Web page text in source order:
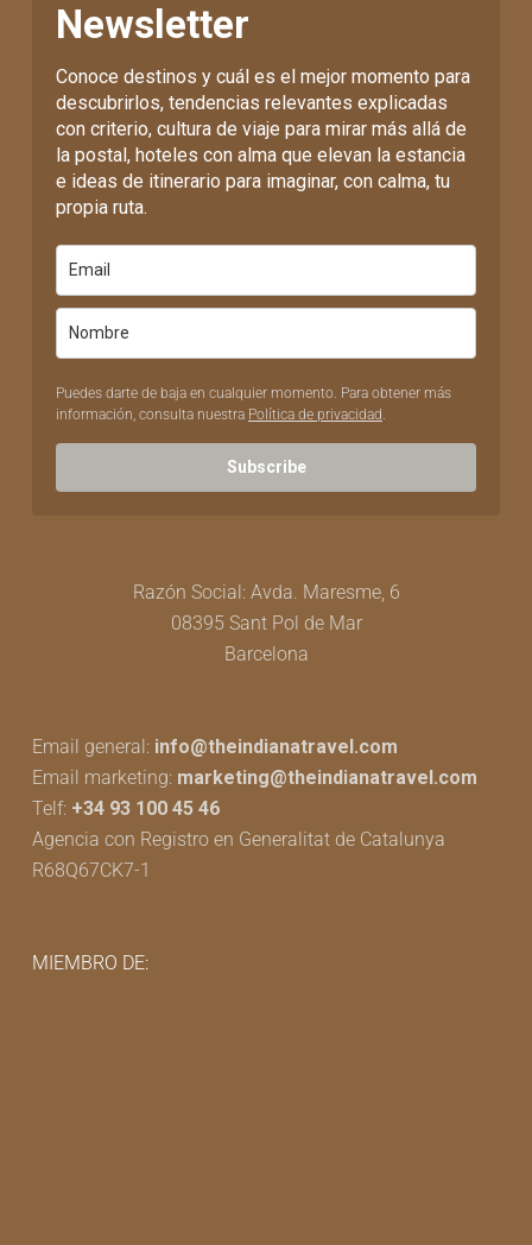
Newsletter
Conoce destinos y cuál es el mejor momento para
descubrirlos, tendencias relevantes explicadas
con criterio, cultura de viaje para mirar más allá de
la postal, hoteles con alma que elevan la estancia
e ideas de itinerario para imaginar, con calma, tu
propia ruta.
Puedes darte de baja en cualquier momento. Para obtener más
información, consulta nuestra Política de privacidad.
Subscribe
Razón Social: Avda. Maresme, 6
08395 Sant Pol de Mar
Barcelona
Email general: info@theindianatravel.com
Email marketing: marketing@theindianatravel.com
Telf: +34 93 100 45 46
Agencia con Registro en Generalitat de Catalunya
R68Q67CK7-1
MIEMBRO DE: